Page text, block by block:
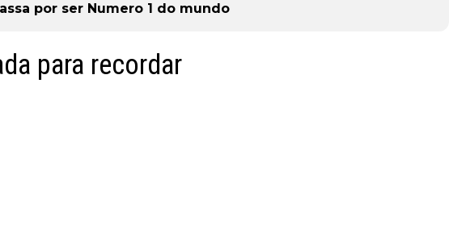
por ser Numero 1 do mundo
para recordar